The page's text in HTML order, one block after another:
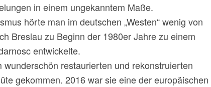
in einem ungekanntem Maße.
hörte man im deutschen „Westen“ wenig von
Breslau zu Beginn der 1980er Jahre zu einem
entwickelte.
wunderschön restaurierten und rekonstruierten
gekommen. 2016 war sie eine der europäischen